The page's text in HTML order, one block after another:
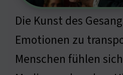
Die Kunst des
Emotionen zu
Menschen fühlen